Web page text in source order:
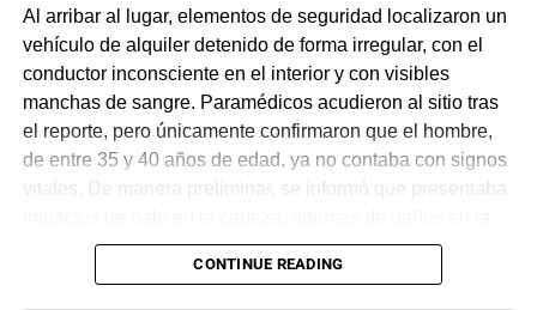
Al arribar al lugar, elementos de seguridad localizaron un
vehículo de alquiler detenido de forma irregular, con el
conductor inconsciente en el interior y con visibles
manchas de sangre. Paramédicos acudieron al sitio tras
el reporte, pero únicamente confirmaron que el hombre,
de entre 35 y 40 años de edad, ya no contaba con signos
vitales. De manera preliminar, se informó que presentaba
puerta del lado del conductor.
CONTINUE READING